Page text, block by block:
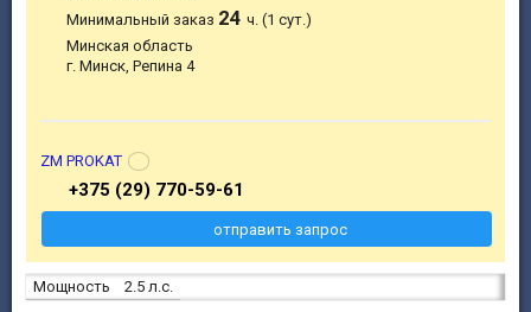
Мощность
2.5 л.с.
Минимальный заказ 24ч. (1 сут.)
Минская область
г. Минск, Репина 4
ZM PROKAT
+375 (29) 770-59-61
отправить запрос